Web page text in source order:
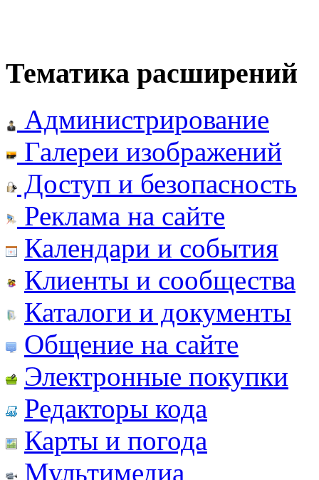
Тематика расширений
Администрирование
Галереи изображений
Доступ и безопасность
Реклама на сайте
Календари и события
Клиенты и сообщества
Каталоги и документы
Общение на сайте
Электронные покупки
Редакторы кода
Карты и погода
Мультимедиа